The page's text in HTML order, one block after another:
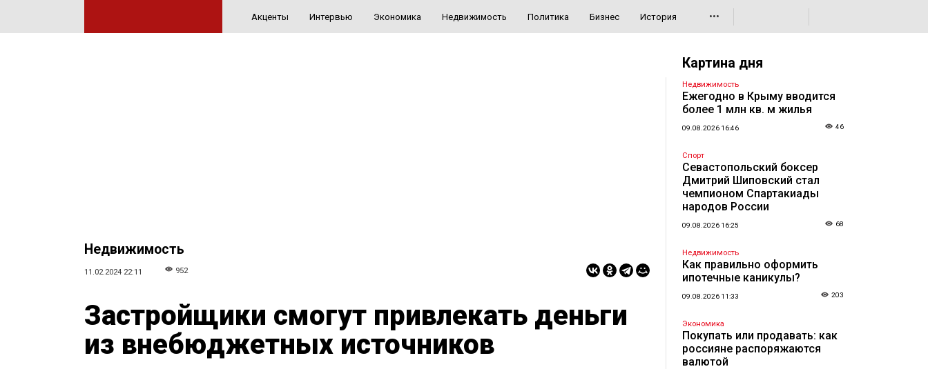
Акценты Интервью Экономика Недвижимость Политика Бизнес История •••
Недвижимость
11.02.2024 22:11 952
Застройщики смогут привлекать деньги
из внебюджетных источников
Картина дня
Недвижимость
Ежегодно в Крыму вводится
более 1 млн кв. м жилья
09.08.2026 16:46 46
Спорт
Севастопольский боксер
Дмитрий Шиповский стал
чемпионом Спартакиады
народов России
09.08.2026 16:25 68
Недвижимость
Как правильно оформить
ипотечные каникулы?
09.08.2026 11:33 203
Экономика
Покупать или продавать: как
россияне распоряжаются
валютой